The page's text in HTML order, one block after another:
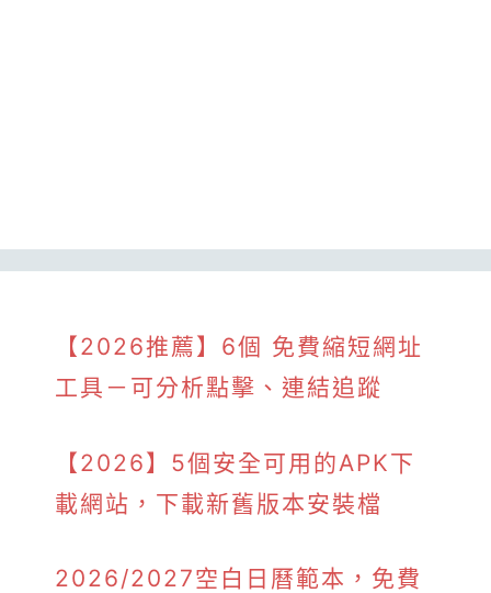
【2026推薦】6個 免費縮短網址
工具－可分析點擊、連結追蹤
【2026】5個安全可用的APK下
載網站，下載新舊版本安裝檔
2026/2027空白日曆範本，免費